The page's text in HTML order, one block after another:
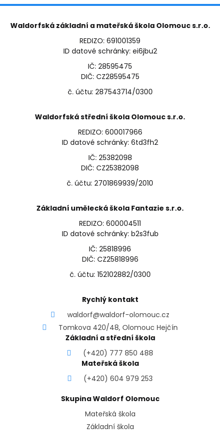
Waldorfská základní a mateřská škola Olomouc s.r.o.
REDIZO: 691001359
ID datové schránky: ei6jbu2
IČ: 28595475
DIČ: CZ28595475
č. účtu: 287543714/0300
Waldorfská střední škola Olomouc s.r.o.
REDIZO: 600017966
ID datové schránky: 6td3fh2
IČ: 25382098
DIČ: CZ25382098
č. účtu: 2701869939/2010
Základní umělecká škola Fantazie s.r.o.
REDIZO: 600004511
ID datové schránky: b2s3fub
IČ: 25818996
DIČ: CZ25818996
č. účtu: 152102882/0300
Rychlý kontakt
waldorf@waldorf-olomouc.cz
Tomkova 420/48, Olomouc Hejčín
Základní a střední škola
(+420) 777 850 488
Mateřská škola
(+420) 604 979 253
Skupina Waldorf Olomouc
Mateřská škola
Základní škola